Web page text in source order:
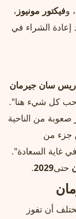
، وفيكتور مونيوز ،
إعادة الشراء في
سان جيرمان
أحب كل شيء هنا".
من الناحية
جزء من
غاية السعادة".
حتى2029
.
أن تفوز